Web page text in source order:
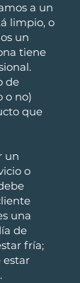
a un
limpio, o
un
tiene
de
o no)
que
un
o
una
de
fría;
estar